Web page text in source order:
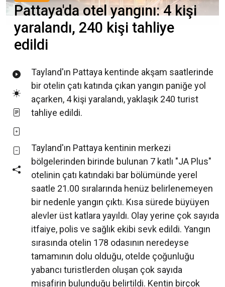
Pattaya'da otel yangını: 4 kişi
yaralandı, 240 kişi tahliye
edildi
Tayland'ın Pattaya kentinde akşam saatlerinde
bir otelin çatı katında çıkan yangın paniğe yol
açarken, 4 kişi yaralandı, yaklaşık 240 turist
tahliye edildi.
Tayland'ın Pattaya kentinin merkezi
bölgelerinden birinde bulunan 7 katlı "JA Plus"
otelinin çatı katındaki bar bölümünde yerel
saatle 21.00 sıralarında henüz belirlenemeyen
bir nedenle yangın çıktı. Kısa sürede büyüyen
alevler üst katlara yayıldı. Olay yerine çok sayıda
itfaiye, polis ve sağlık ekibi sevk edildi. Yangın
sırasında otelin 178 odasının neredeyse
tamamının dolu olduğu, otelde çoğunluğu
yabancı turistlerden oluşan çok sayıda
misafirin bulunduğu belirtildi. Kentin birçok